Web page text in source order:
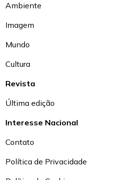
Ambiente
Imagem
Mundo
Cultura
Revista
Última edição
Interesse Nacional
Contato
Política de Privacidade